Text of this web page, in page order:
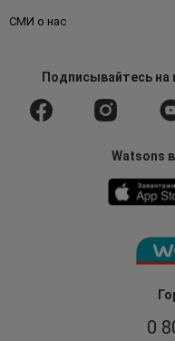
0
СМИ о нас
Подписывайтесьна
Watsons